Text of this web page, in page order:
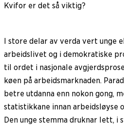
Kvifor er det så viktig?
I store delar av verda vert unge
arbeidslivet og i demokratiske
til ordet i nasjonale
køen på arbeidsmarknaden.
betre utdanna enn nokon gong,
statistikkane innan arbeidsløyse
Den unge stemma druknar lett, i